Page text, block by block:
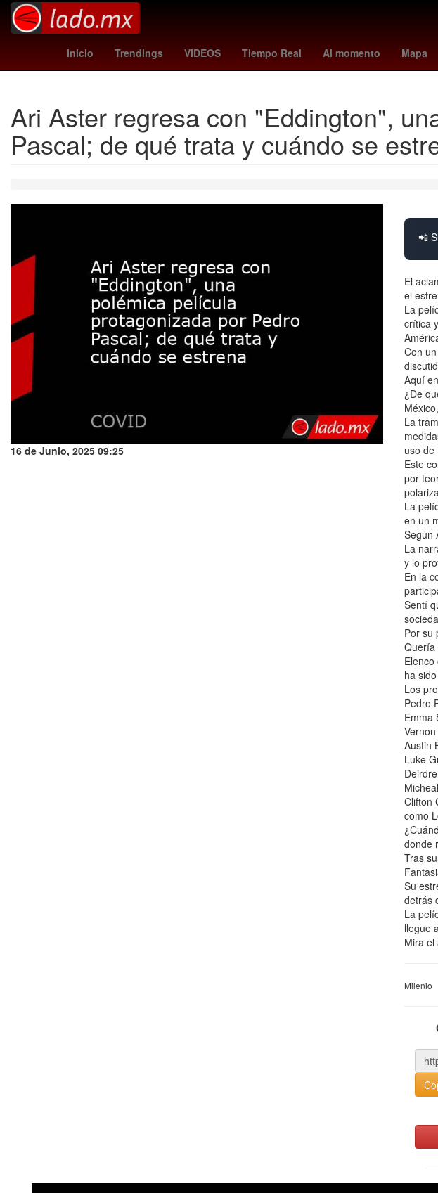
Inicio Trendings VIDEOS Tiempo Real Al momento Mapa
Erick Pulgar moneda de oro 2024 Nueva York
Ari Aster regresa con "Eddington",
Pascal; de qué trata y cuándo se
16 de Junio, 2025 09:25
📲
El
el
La
crítica
Con
Aquí
¿De
La
uso de
Este
por
La
en un
Según
La
y lo
En la
Sentí
Por su
Quería
ha
Los
Pedro
Emma
Austin
Luke
Clifton
como
donde
Tras
Su
detrás
La
llegue
Mira el
Milenio